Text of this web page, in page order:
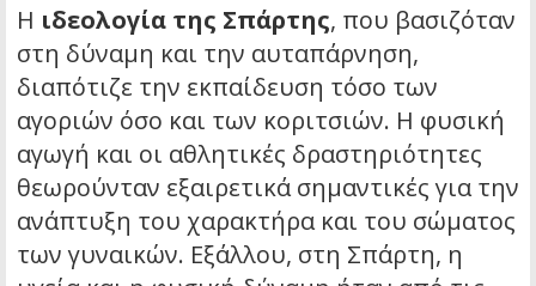
Η ιδεολογία της Σπάρτης, που βασιζόταν
στη δύναμη και την αυταπάρνηση,
διαπότιζε την εκπαίδευση τόσο των
αγοριών όσο και των κοριτσιών. Η φυσική
αγωγή και οι αθλητικές δραστηριότητες
θεωρούνταν εξαιρετικά σημαντικές για την
ανάπτυξη του χαρακτήρα και του σώματος
των γυναικών. Εξάλλου, στη Σπάρτη, η